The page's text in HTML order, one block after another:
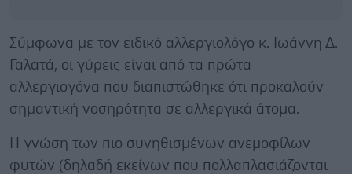
Σύμφωνα με τον ειδικό αλλεργιολόγο κ. Ιωάννη Δ.
Γαλατά, οι γύρεις είναι από τα πρώτα
αλλεργιογόνα που διαπιστώθηκε ότι προκαλούν
σημαντική νοσηρότητα σε αλλεργικά άτομα.
Η γνώση των πιο συνηθισμένων ανεμοφίλων
φυτών (δηλαδή εκείνων που πολλαπλασιάζονται